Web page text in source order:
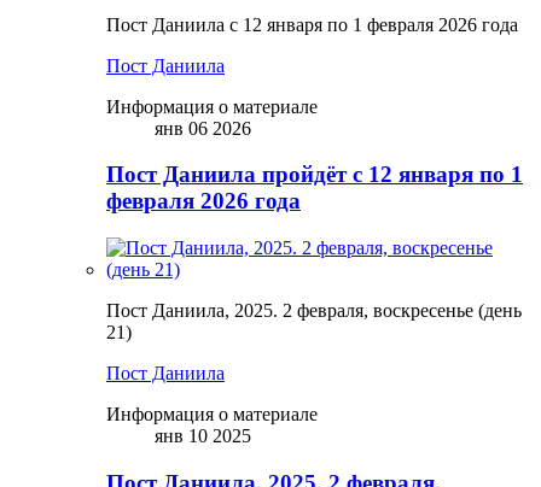
Пост Даниила с 12 января по 1 февраля 2026 года
Пост Даниила
Информация о материале
янв 06 2026
Пост Даниила пройдёт с 12 января по 1
февраля 2026 года
Пост Даниила, 2025. 2 февраля, воскресенье (день
21)
Пост Даниила
Информация о материале
янв 10 2025